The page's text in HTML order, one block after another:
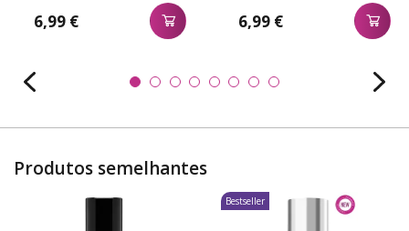
6,99 € 6,99 €
Produtos semelhantes
Bestseller